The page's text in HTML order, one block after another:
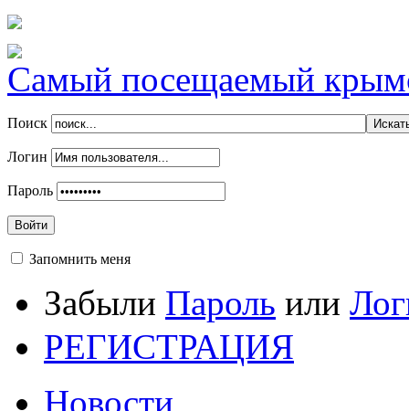
Самый посещаемый
Поиск
Логин
Пароль
Войти
Запомнить меня
Забыли Пароль или
РЕГИСТРАЦИЯ
Новости